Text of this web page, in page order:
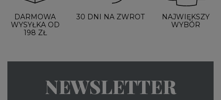
DARMOWA
WYSYŁKA OD
198 ZŁ
30 DNI NA ZWROT
NAJWIĘKSZY
WYBÓR
NEWSLETTER